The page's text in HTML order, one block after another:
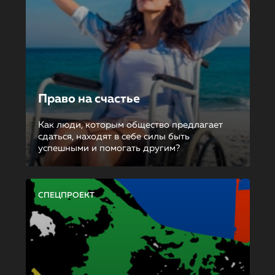
Право на счастье
Как люди, которым общество предлагает
сдаться, находят в себе силы быть
успешными и помогать другим?
СПЕЦПРОЕКТ